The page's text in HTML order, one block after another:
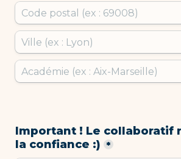
Important ! Le collaboratif
la confiance :)
*